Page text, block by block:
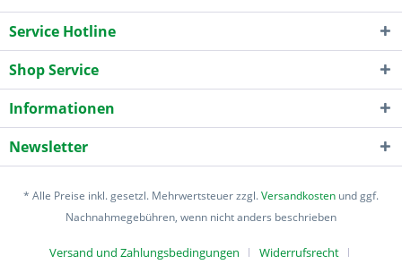
Service Hotline
Shop Service
Informationen
Newsletter
* Alle Preise inkl. gesetzl. Mehrwertsteuer zzgl.Versandkosten und ggf.
Nachnahmegebühren, wenn nicht anders beschrieben
Versand und Zahlungsbedingungen Widerrufsrecht